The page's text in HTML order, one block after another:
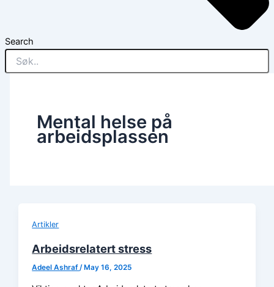
Search
Mental helse på
arbeidsplassen
Artikler
Arbeidsrelatert stress
Adeel Ashraf /May 16, 2025